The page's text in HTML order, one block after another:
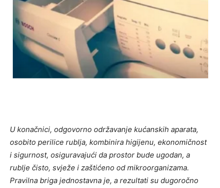
U konačnici, odgovorno održavanje kućanskih aparata,
osobito perilice rublja, kombinira higijenu, ekonomičnost
i sigurnost, osiguravajući da prostor bude ugodan, a
rublje čisto, svježe i zaštićeno od mikroorganizama.
Pravilna briga jednostavna je, a rezultati su dugoročno